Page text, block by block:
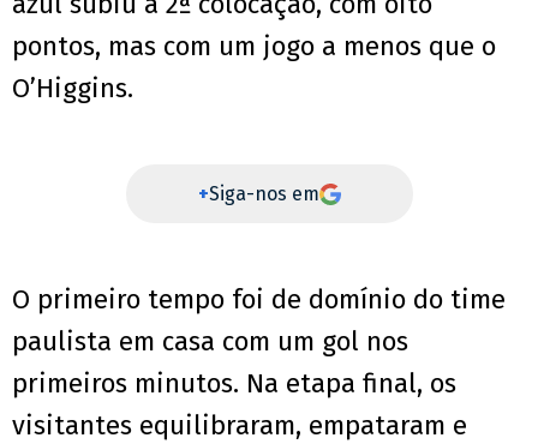
pontos, mas com um jogo a menos que o
O’Higgins.
+Siga-nos em
O primeiro tempo foi de domínio do time
paulista em casa com um gol nos
primeiros minutos. Na etapa final, os
visitantes equilibraram, empataram e